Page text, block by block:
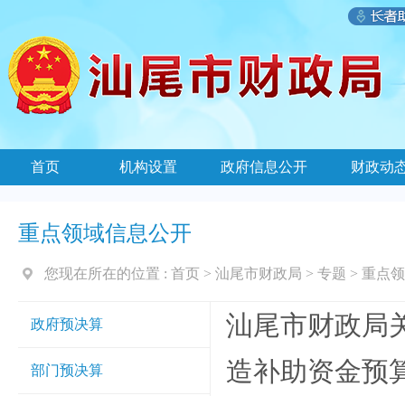
首页 机构设置 政府信息公开 财政动
重点领域信息公开
您现在所在的位置 : 首页 > 汕尾市财政局 > 专题 > 重点
政府预决算
部门预决算
汕尾市财政局
造补助资金预